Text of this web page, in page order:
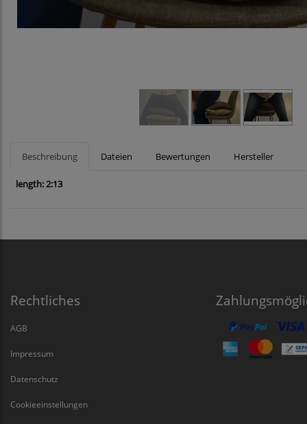
Beschreibung Dateien Bewertungen Hersteller
length: 2:13
Rechtliches
AGB
Impressum
Datenschutz
Cookieeinstellungen